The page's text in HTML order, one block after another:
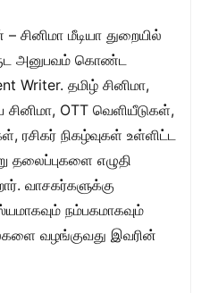
சினிமா மீடியா துறையில்
அனுபவம் கொண்ட
Writer. தமிழ் சினிமா,
சினிமா, OTT வெளியீடுகள்,
ரசிகர் நிகழ்வுகள் உள்ளிட்ட
தலைப்புகளை எழுதி
வாசகர்களுக்கு
நம்பகமாகவும்
வழங்குவது இவரின்